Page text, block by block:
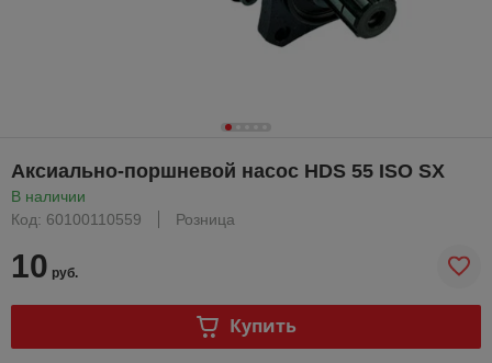
Аксиально-поршневой насос HDS 55 ISO SX
В наличии
Код: 60100110559
Розница
10 руб.
Купить